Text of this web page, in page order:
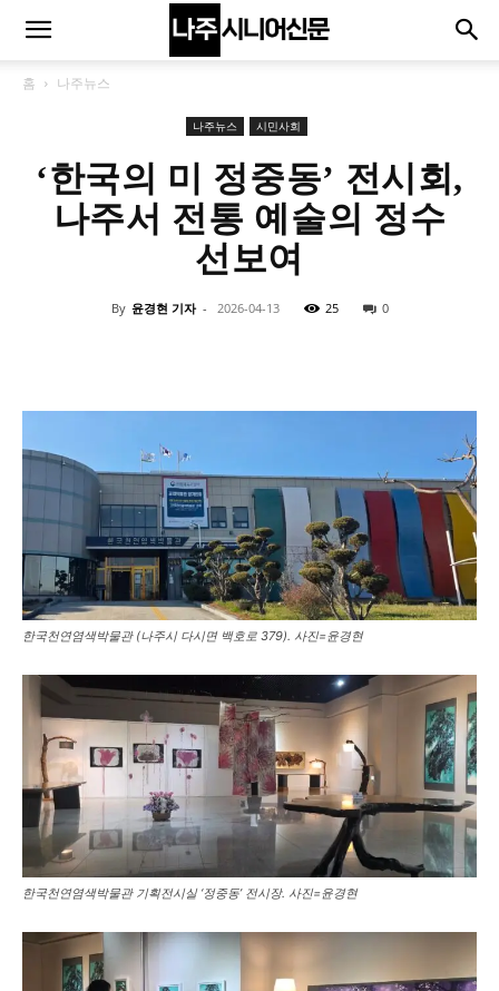
홈 나주뉴스
나주뉴스 시민사회
‘한국의 미 정중동’ 전시회,
나주서 전통 예술의 정수
선보여
By 윤경현 기자 - 2026-04-13 25 0
한국천연염색박물관 (나주시 다시면 백호로 379). 사진=윤경현
한국천연염색박물관 기획전시실 ‘정중동’ 전시장. 사진=윤경현